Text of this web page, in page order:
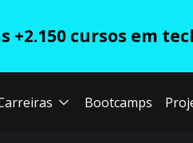
+2.150 cursos em
Bootcamps